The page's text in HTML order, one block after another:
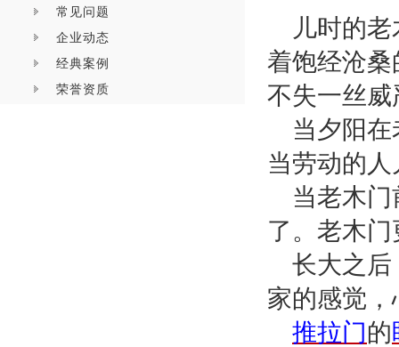
常见问题
企业动态
经典案例
荣誉资质
儿时的
着饱经沧
不失一丝威
当夕阳
当劳动的
当老木
了。老木
长大之后
家的感觉
推拉门的